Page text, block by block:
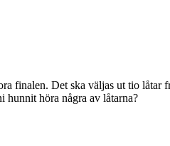
finalen. Det ska väljas ut tio låtar
hunnit höra några av låtarna?